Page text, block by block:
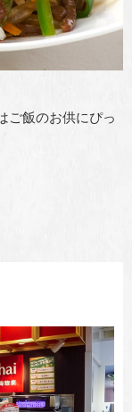
ご飯のお供にぴっ